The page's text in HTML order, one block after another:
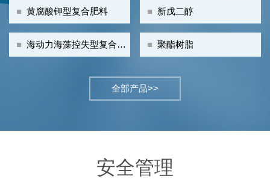
■ 新戊二醇
■ 黄腐酸钾型复合肥料
■聚酯树脂
■ 海动力海藻控失型复合肥
全部产品>>
安全管理